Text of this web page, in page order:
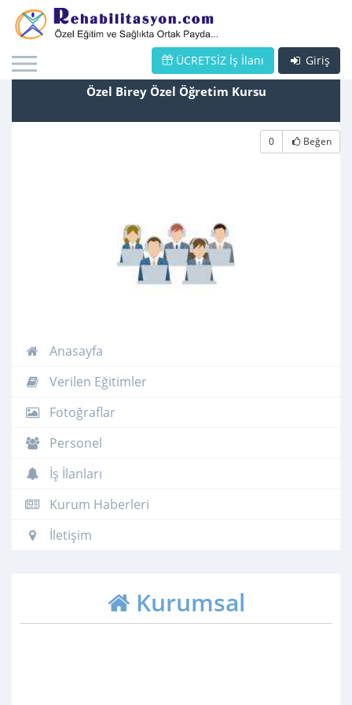
Giriş
ÜCRETSİZ İş İlanı
Özel Birey Özel Öğretim Kursu
0 Beğen
Anasayfa
Verilen Eğitimler
Fotoğraflar
Personel
İş İlanları
Kurum Haberleri
İletişim
Kurumsal